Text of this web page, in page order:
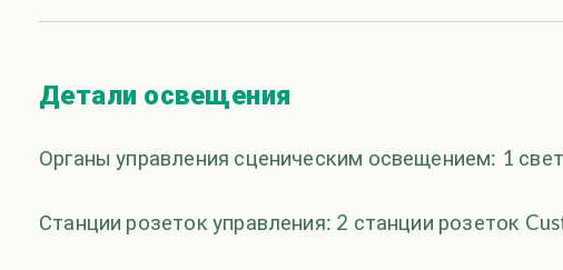
Детали освещения
Органы управления сценическим освещением: 1
Станции розеток управления: 2 станции розеток